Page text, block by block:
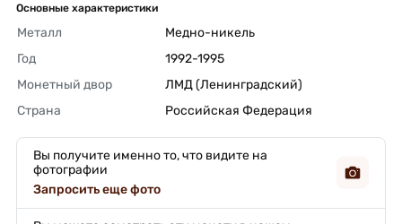
Основные характеристики
Металл
Медно-никель
Год
1992-1995
Монетный двор
ЛМД (Ленинградский)
Страна
Российская Федерация
Вы получите именно то, что видите на
фотографии
Запросить еще фото